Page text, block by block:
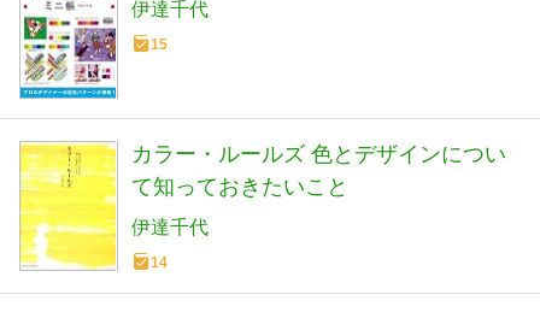
伊達千代
15
カラー・ルールズ 色とデザインについ
て知っておきたいこと
伊達千代
14